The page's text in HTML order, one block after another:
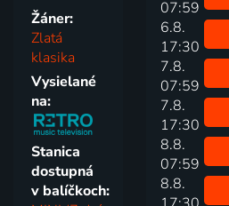
Žáner:
Zlatá
klasika
Vysielané
na:
Stanica
dostupná
v balíčkoch:
07:59
6.8.
17:30
7.8.
07:59
7.8.
17:30
8.8.
07:59
8.8.